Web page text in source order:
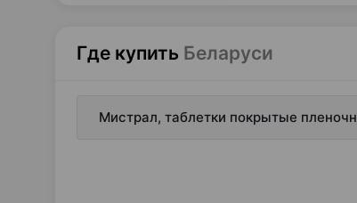
Где купить Беларуси
Мистрал, таблетки покрытые